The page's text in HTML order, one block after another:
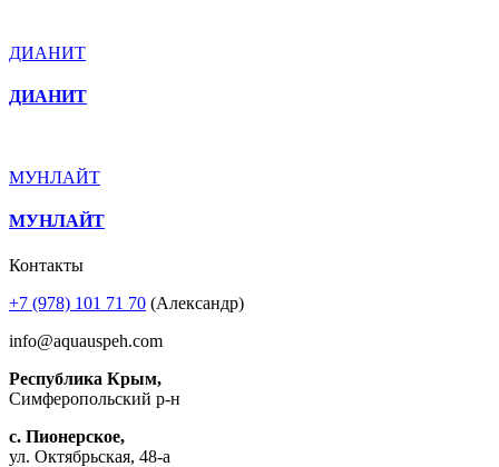
ДИАНИТ
ДИАНИТ
МУНЛАЙТ
МУНЛАЙТ
Контакты
+7 (978) 101 71 70 (Александр)
info@aquauspeh.com
Республика Крым,
Симферопольский р-н
с. Пионерское,
ул. Октябрьская, 48-а